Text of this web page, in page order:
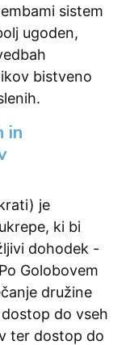
sistem
ugoden,
bistveno
in
je
ki bi
dohodek -
Golobovem
družine
do vseh
ter dostop do